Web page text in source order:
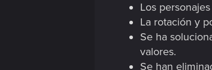
Los
La rotación y
Se ha
valores.
Se han